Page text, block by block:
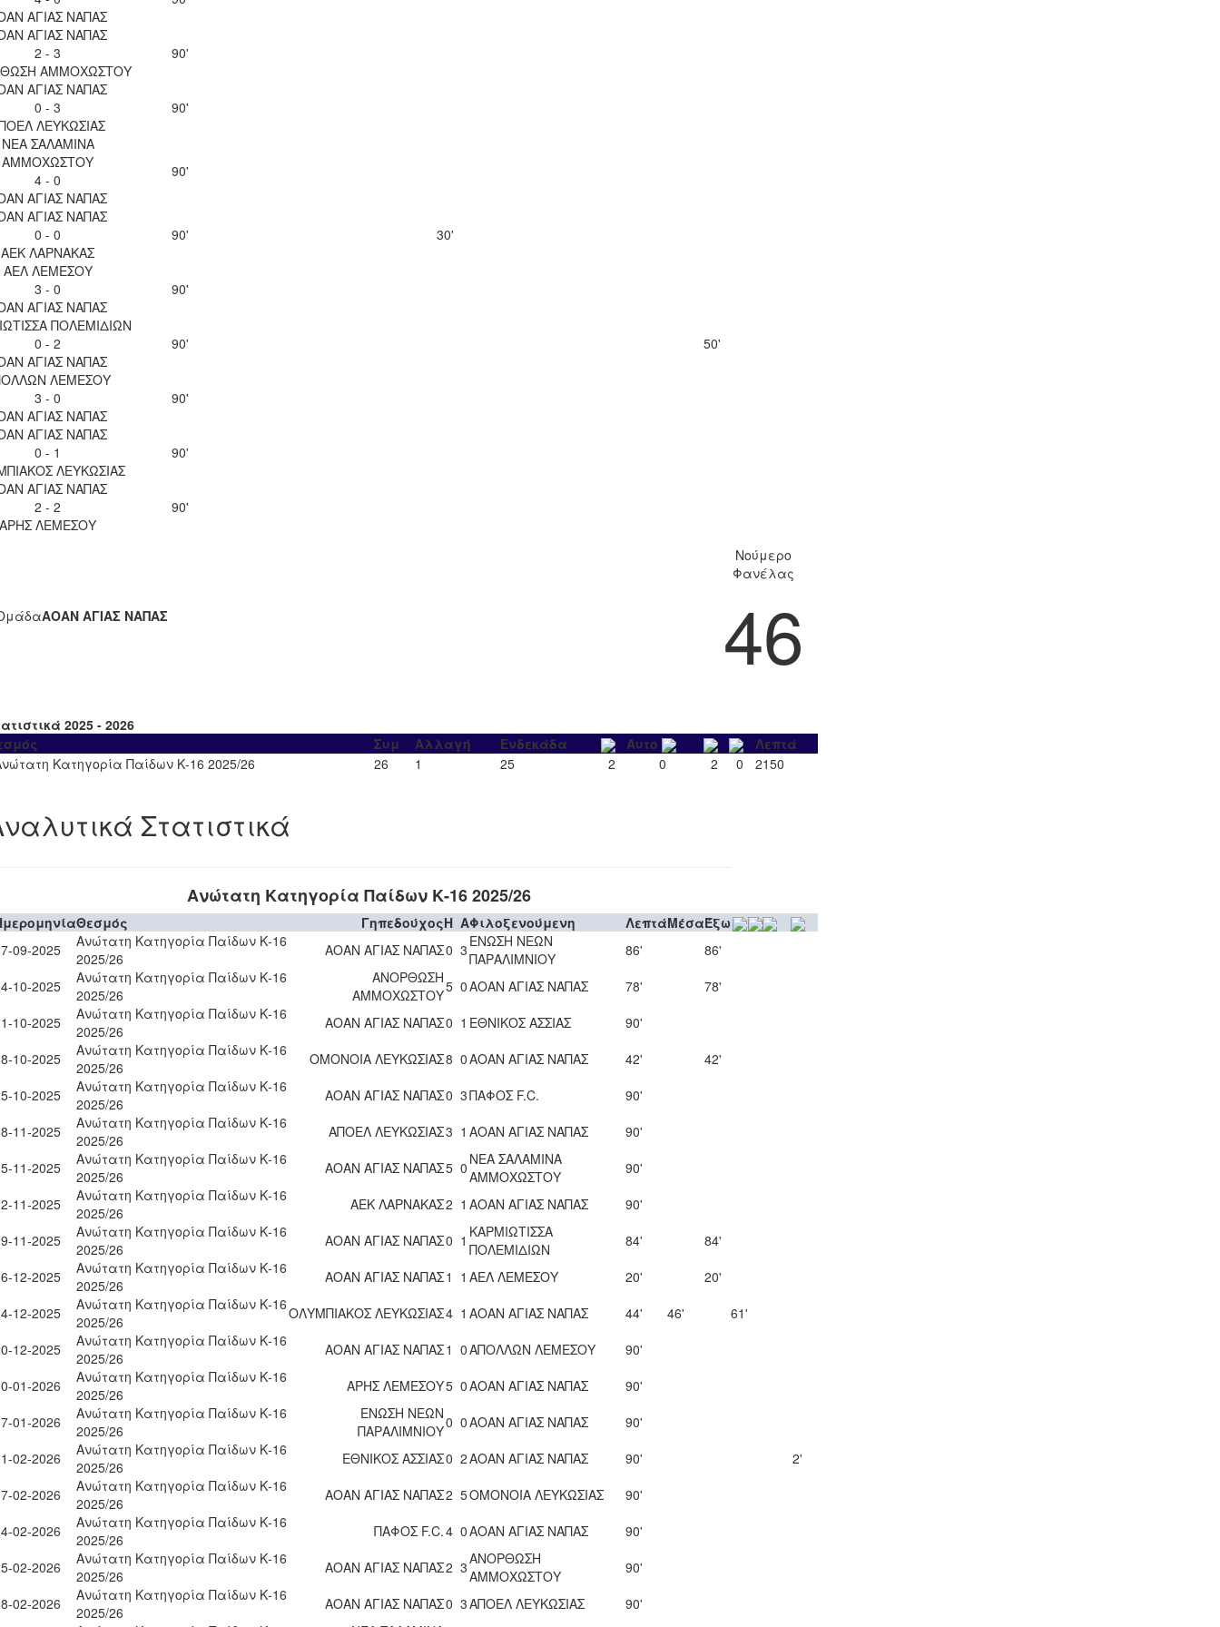
ΑΓΙΑΣ ΝΑΠΑΣ
ΑΓΙΑΣ ΝΑΠΑΣ
2 - 3
ΑΜΜΟΧΩΣΤΟΥ
90'
ΑΓΙΑΣ ΝΑΠΑΣ
0 - 3
ΛΕΥΚΩΣΙΑΣ
90'
ΝΕΑ ΣΑΛΑΜΙΝΑ
ΑΜΜΟΧΩΣΤΟΥ
4 - 0
ΑΓΙΑΣ ΝΑΠΑΣ
90'
ΑΓΙΑΣ ΝΑΠΑΣ
0 - 0
ΑΕΚ ΛΑΡΝΑΚΑΣ
90'
30'
ΑΕΛ ΛΕΜΕΣΟΥ
3 - 0
ΑΓΙΑΣ ΝΑΠΑΣ
90'
ΠΟΛΕΜΙΔΙΩΝ
0 - 2
ΑΓΙΑΣ ΝΑΠΑΣ
90'
50'
ΛΕΜΕΣΟΥ
3 - 0
ΑΓΙΑΣ ΝΑΠΑΣ
90'
ΑΓΙΑΣ ΝΑΠΑΣ
0 - 1
ΛΕΥΚΩΣΙΑΣ
90'
ΑΓΙΑΣ ΝΑΠΑΣ
2 - 2
ΑΡΗΣ ΛΕΜΕΣΟΥ
90'
ΑΟΑΝ ΑΓΙΑΣ ΝΑΠΑΣ
Νούμερο
Φανέλας
46
2025 - 2026
Συμ Αλλαγή Ενδεκάδα Αυτο
Λεπτά
Κατηγορία Παίδων Κ-16 2025/26
26 1 25 2 0 2 0 2150
Στατιστικά
Ανώτατη Κατηγορία Παίδων Κ-16 2025/26
Θεσμός ΓηπεδούχοςH AΦιλοξενούμενη ΛεπτάΜέσαΈξω
09-2025
Ανώτατη Κατηγορία Παίδων Κ-16
2025/26
ΑΟΑΝ ΑΓΙΑΣ ΝΑΠΑΣ0 3 ΕΝΩΣΗ ΝΕΩΝ
ΠΑΡΑΛΙΜΝΙΟΥ
86'
86'
10-2025
Ανώτατη Κατηγορία Παίδων Κ-16
2025/26
ΑΝΟΡΘΩΣΗ
ΑΜΜΟΧΩΣΤΟΥ5 0ΑΟΑΝ ΑΓΙΑΣ ΝΑΠΑΣ 78'
78'
10-2025
Ανώτατη Κατηγορία Παίδων Κ-16
2025/26
ΑΟΑΝ ΑΓΙΑΣ ΝΑΠΑΣ0 1 ΕΘΝΙΚΟΣ ΑΣΣΙΑΣ
90'
10-2025
Ανώτατη Κατηγορία Παίδων Κ-16
2025/26
ΟΜΟΝΟΙΑ ΛΕΥΚΩΣΙΑΣ8 0ΑΟΑΝ ΑΓΙΑΣ ΝΑΠΑΣ 42'
42'
10-2025
Ανώτατη Κατηγορία Παίδων Κ-16
2025/26
ΑΟΑΝ ΑΓΙΑΣ ΝΑΠΑΣ0 3ΠΑΦΟΣ F.C.
90'
11-2025
Ανώτατη Κατηγορία Παίδων Κ-16
2025/26
ΑΠΟΕΛ ΛΕΥΚΩΣΙΑΣ3 1 ΑΟΑΝ ΑΓΙΑΣ ΝΑΠΑΣ
90'
11-2025
Ανώτατη Κατηγορία Παίδων Κ-16
2025/26
ΑΟΑΝ ΑΓΙΑΣ ΝΑΠΑΣ5 0 ΝΕΑ ΣΑΛΑΜΙΝΑ
ΑΜΜΟΧΩΣΤΟΥ
90'
11-2025
Ανώτατη Κατηγορία Παίδων Κ-16
2025/26
ΑΕΚ ΛΑΡΝΑΚΑΣ2 1 ΑΟΑΝ ΑΓΙΑΣ ΝΑΠΑΣ
90'
11-2025
Ανώτατη Κατηγορία Παίδων Κ-16
2025/26
ΑΟΑΝ ΑΓΙΑΣ ΝΑΠΑΣ0 1 ΚΑΡΜΙΩΤΙΣΣΑ
ΠΟΛΕΜΙΔΙΩΝ
84'
84'
12-2025
Ανώτατη Κατηγορία Παίδων Κ-16
2025/26
ΑΟΑΝ ΑΓΙΑΣ ΝΑΠΑΣ1 1 ΑΕΛ ΛΕΜΕΣΟΥ 20'
20'
12-2025
Ανώτατη Κατηγορία Παίδων Κ-16
2025/26
ΟΛΥΜΠΙΑΚΟΣ ΛΕΥΚΩΣΙΑΣ4 1 ΑΟΑΝ ΑΓΙΑΣ ΝΑΠΑΣ 44' 46'
61'
12-2025
Ανώτατη Κατηγορία Παίδων Κ-16
2025/26
ΑΟΑΝ ΑΓΙΑΣ ΝΑΠΑΣ1 0ΑΠΟΛΛΩΝ ΛΕΜΕΣΟΥ
90'
01-2026
Ανώτατη Κατηγορία Παίδων Κ-16
2025/26
ΑΡΗΣ ΛΕΜΕΣΟΥ5 0ΑΟΑΝ ΑΓΙΑΣ ΝΑΠΑΣ
90'
01-2026
Ανώτατη Κατηγορία Παίδων Κ-16
2025/26
ΕΝΩΣΗ ΝΕΩΝ
ΠΑΡΑΛΙΜΝΙΟΥ0 0ΑΟΑΝ ΑΓΙΑΣ ΝΑΠΑΣ
90'
02-2026
Ανώτατη Κατηγορία Παίδων Κ-16
2025/26
ΕΘΝΙΚΟΣ ΑΣΣΙΑΣ0 2ΑΟΑΝ ΑΓΙΑΣ ΝΑΠΑΣ 90'
2'
02-2026
Ανώτατη Κατηγορία Παίδων Κ-16
2025/26
ΑΟΑΝ ΑΓΙΑΣ ΝΑΠΑΣ2 5ΟΜΟΝΟΙΑ ΛΕΥΚΩΣΙΑΣ
90'
02-2026
Ανώτατη Κατηγορία Παίδων Κ-16
2025/26
ΠΑΦΟΣ F.C.4 0ΑΟΑΝ ΑΓΙΑΣ ΝΑΠΑΣ
90'
02-2026
Ανώτατη Κατηγορία Παίδων Κ-16
2025/26
ΑΟΑΝ ΑΓΙΑΣ ΝΑΠΑΣ2 3ΑΝΟΡΘΩΣΗ
ΑΜΜΟΧΩΣΤΟΥ
90'
02-2026
Ανώτατη Κατηγορία Παίδων Κ-16
2025/26
ΑΟΑΝ ΑΓΙΑΣ ΝΑΠΑΣ0 3ΑΠΟΕΛ ΛΕΥΚΩΣΙΑΣ
90'